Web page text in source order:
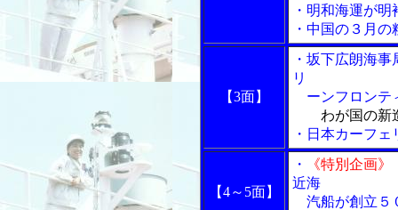
・明和海運が
・中国の３月
【3面】
・坂下広朗海
リ
ーンフロンテ
わが国の新
・日本カーフ
【4～5面】
・ 《特別企画》
近海
汽船が創立５